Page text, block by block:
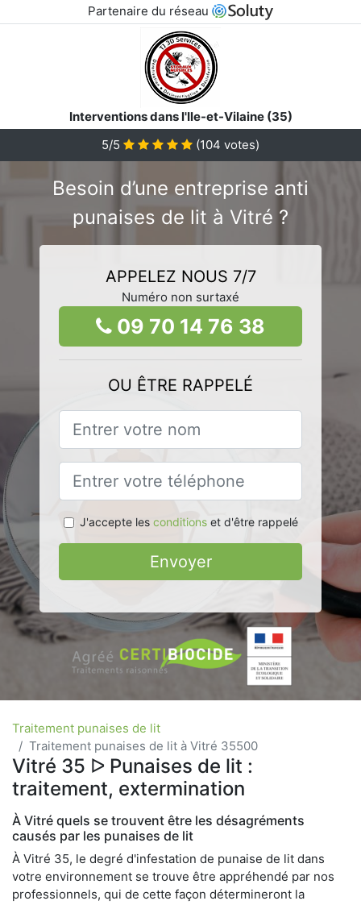
Partenaire du réseau
Interventions dans l'Ile-et-Vilaine (35)
5/5
(104 votes)
Besoin d’une entreprise anti
punaises de lit à Vitré ?
APPELEZ NOUS 7/7
Numéro non surtaxé
09 70 14 76 38
OU ÊTRE RAPPELÉ
J'accepte les conditionset d'être rappelé
Envoyer
Traitement punaises de lit
Traitement punaises de lit à Vitré 35500
Vitré 35 ᐅ Punaises de lit :
traitement, extermination
À Vitré quels se trouvent être les désagréments
causés par les punaises de lit
À Vitré 35, le degré d'infestation de punaise de lit dans
votre environnement se trouve être appréhendé par nos
professionnels, qui de cette façon détermineront la